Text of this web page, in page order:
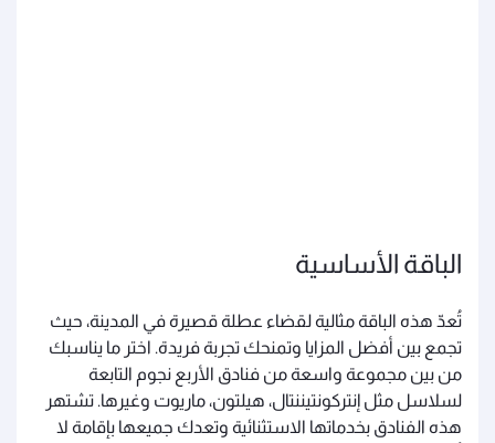
الباقة الأساسية
تُعدّ هذه الباقة مثالية لقضاء عطلة قصيرة في المدينة، حيث
تجمع بين أفضل المزايا وتمنحك تجربة فريدة. اختر ما يناسبك
من بين مجموعة واسعة من فنادق الأربع نجوم التابعة
لسلاسل مثل إنتركونتيننتال، هيلتون، ماريوت وغيرها. تشتهر
هذه الفنادق بخدماتها الاستثنائية وتعدك جميعها بإقامة لا